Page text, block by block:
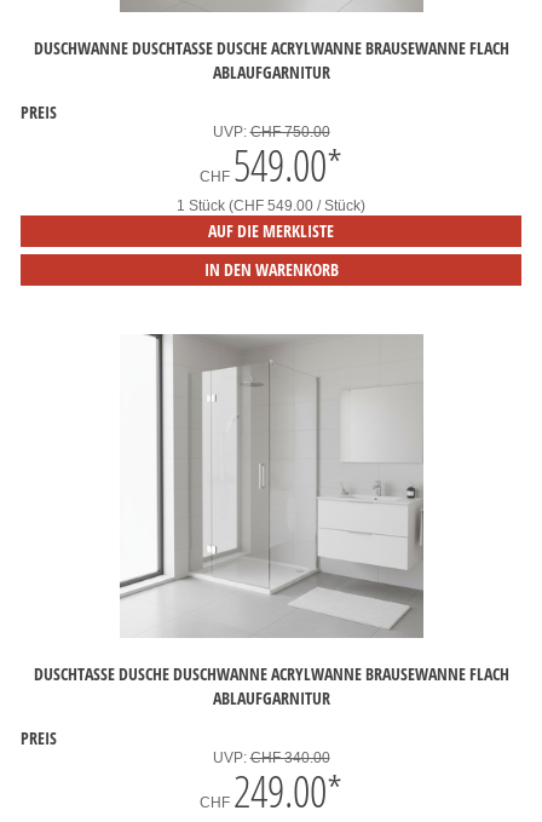
DUSCHWANNE DUSCHTASSE DUSCHE ACRYLWANNE BRAUSEWANNE FLACH
ABLAUFGARNITUR
PREIS
UVP:CHF 750.00
CHF 549.00*
1 Stück (CHF 549.00 / Stück)
AUF DIE MERKLISTE
IN DEN WARENKORB
DUSCHTASSE DUSCHE DUSCHWANNE ACRYLWANNE BRAUSEWANNE FLACH
ABLAUFGARNITUR
PREIS
UVP:CHF 340.00
CHF 249.00*